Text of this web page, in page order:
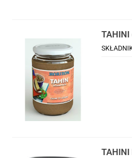
TAHINI
TAHINI